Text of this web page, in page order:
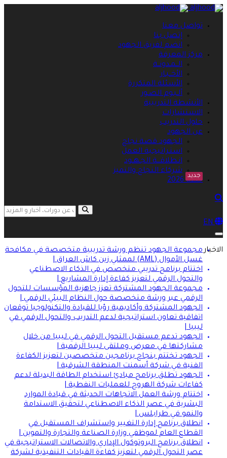
تواصل معنا
إتصل بنا
انضم لفريق الجهود
مركز المعرفة
الــمـدونــة
الأخــبـار
الأسئلة المتكررة
ألـبـوم الصـور
الأنشطة التدريبية
الاستشارات
حلول التدريب
عن الجهود
الجهود قصة نجاح
استـراتيجية العمل
انـطلاقـــة الجـهــود
شركاء النجاح والتميز
جديد
خطة 2026
search opener
EN
Toggle navigation
الاخبارمجموعة الجهود تنظم ورشة تدريبية متخصصة في مكافحة
غسل الأموال (AML) لممثلي زين كاش العراق |
اختتام برنامج تدريبي متخصص في الذكاء الاصطناعي
والتحول الرقمي لتعزيز كفاءة إدارة المشاريع |
مجموعة الجهود المشتركة تعزز جاهزية المؤسسات للتحول
الرقمي عبر ورشة متخصصة حول النظام البيئي الرقمي |
الجهود المشتركة وأكاديمية رؤيا للقيادة والتكنولوجيا توقعان
اتفاقية تعاون استراتيجية لدعم التدريب والتحول الرقمي في
ليبيا |
الجهود تدعم مستقبل التحول الرقمي في ليبيا من خلال
مشاركتها في معرض وملتقى ليبيا الرقمية |
الجهود تختتم بنجاح برنامجين متخصصين لتعزيز الكفاءة
الفنية في شركة أسمنت المنطقة الشرقية |
الجهود تطلق برنامج مبادئ استخدام الطاقة البديلة لدعم
كفاءات شركة الهروج للعمليات النفطية |
اختتام ورشة العمل الاتجاهات الحديثة في قيادة الموارد
البشرية في عصر الذكاء الاصطناعي لتحقيق الاستدامة
والنمو في طرابلس |
انطلاق برنامج إدارة التغيير واستشراف المستقبل في
القطاع العام لموظفي وزارة الصناعة والتجارة والتموين |
انطلاق برنامج البروتوكول الإداري والاتصالات الاستراتيجية في
عصر التحول الرقمي لتعزيز كفاءة القيادات التنفيذية لشركة